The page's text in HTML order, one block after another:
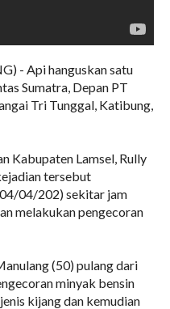
- Api hanguskan satu
Sumatra, Depan PT
Tri Tunggal, Katibung,
Kabupaten Lamsel, Rully
tersebut
04/202) sekitar jam
melakukan pengecoran
(50) pulang dari
minyak bensin
kijang dan kemudian